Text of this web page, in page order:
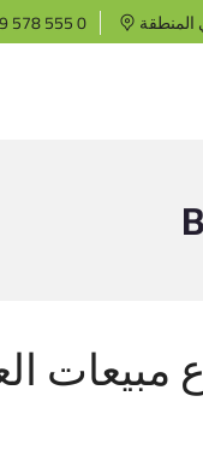
578 555 0
مبيعات